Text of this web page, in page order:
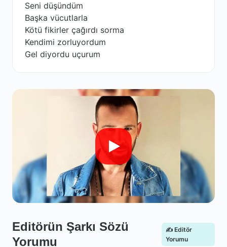
Seni düşündüm
Başka vücutlarla
Kötü fikirler çağırdı sorma
Kendimi zorluyordum
Gel diyordu uçurum
Editörün Şarkı Sözü
Yorumu
✍️ Editör
Yorumu